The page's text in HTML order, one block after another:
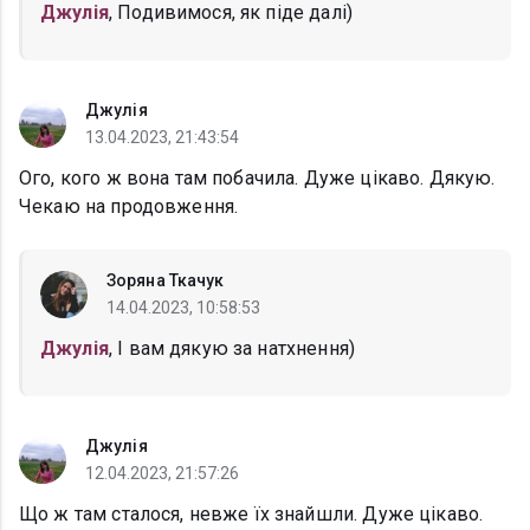
Джулія, Подивимося, як піде далі)
Джулія
13.04.2023, 21:43:54
Ого, кого ж вона там побачила. Дуже цікаво. Дякую.
Чекаю на продовження.
Зоряна Ткачук
14.04.2023, 10:58:53
Джулія, І вам дякую за натхнення)
Джулія
12.04.2023, 21:57:26
Що ж там сталося, невже їх знайшли. Дуже цікаво.